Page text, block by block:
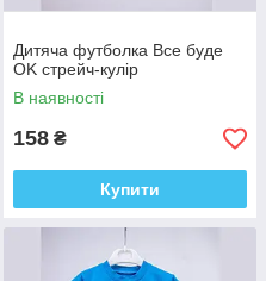
Дитяча футболка Все буде
OK стрейч-кулір
В наявності
158 ₴
Купити